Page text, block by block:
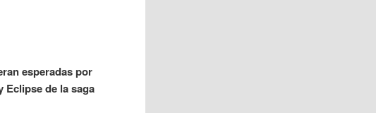
esperadas por
Eclipse de la saga